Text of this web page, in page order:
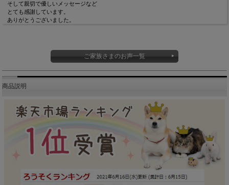
そして親切で優しいメッセージなど
とても感謝しています。
ありがとうございました。
ご家族さまのお声一覧
商品説明